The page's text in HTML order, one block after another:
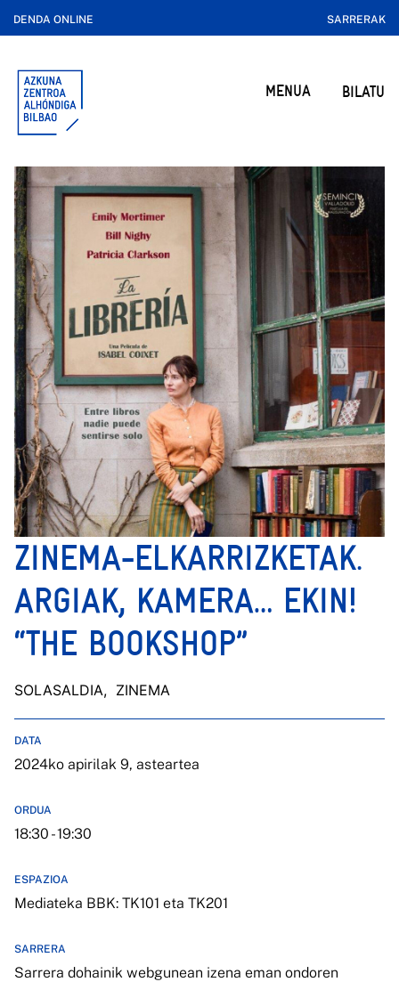
DENDA ONLINE SARRERAK
MENUA BILATU
ZINEMA-ELKARRIZKETAK.
ARGIAK, KAMERA… EKIN!
“THE BOOKSHOP”
SOLASALDIA, ZINEMA
DATA
2024ko apirilak 9, asteartea
ORDUA
18:30 - 19:30
ESPAZIOA
Mediateka BBK: TK101 eta TK201
SARRERA
Sarrera dohainik webgunean izena eman ondoren